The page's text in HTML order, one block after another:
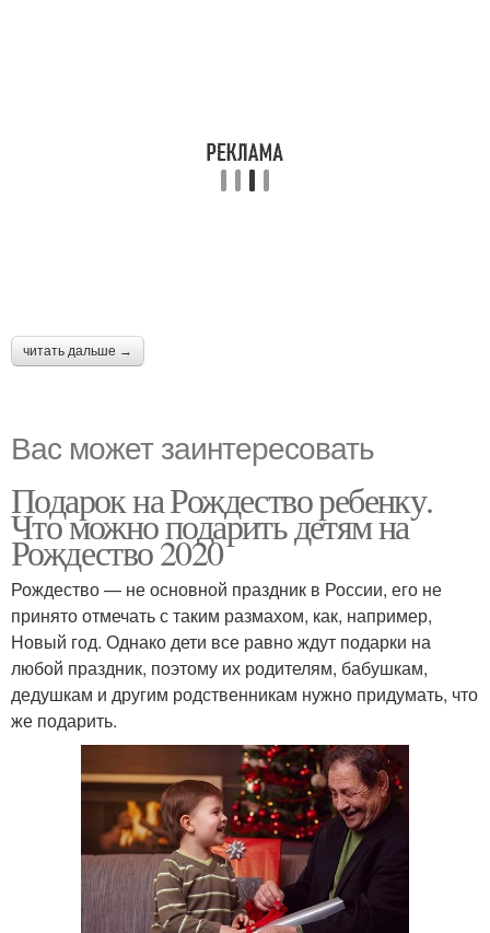
читать дальше →
Вас может заинтересовать
Подарок на Рождество ребенку.
Что можно подарить детям на
Рождество 2020
Рождество — не основной праздник в России, его не
принято отмечать с таким размахом, как, например,
Новый год. Однако дети все равно ждут подарки на
любой праздник, поэтому их родителям, бабушкам,
дедушкам и другим родственникам нужно придумать, что
же подарить.